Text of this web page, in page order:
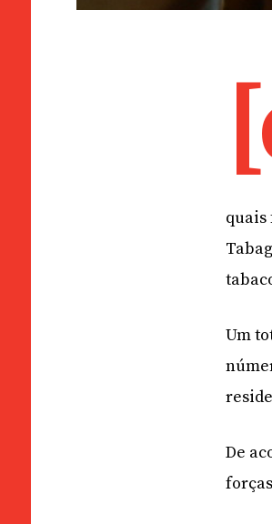
quais
Um
De